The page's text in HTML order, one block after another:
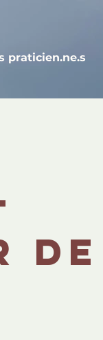
praticien.ne.s
de